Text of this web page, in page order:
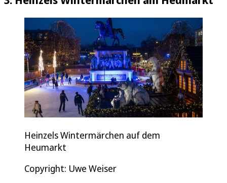
Heinzels Wintermärchen auf dem
Heumarkt
Copyright: Uwe Weiser